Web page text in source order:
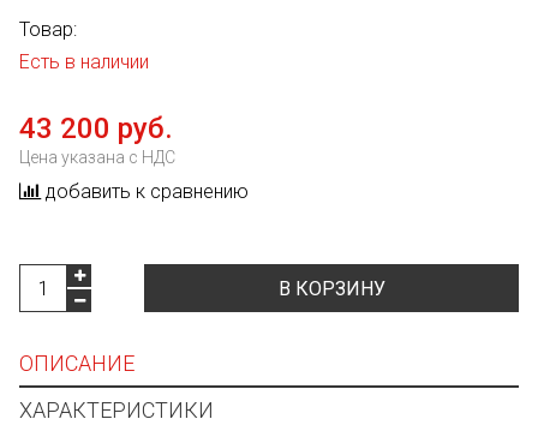
Товар:
Есть в наличии
43 200 руб.
Цена указана с НДС
добавить к сравнению
В КОРЗИНУ
ОПИСАНИЕ
ХАРАКТЕРИСТИКИ